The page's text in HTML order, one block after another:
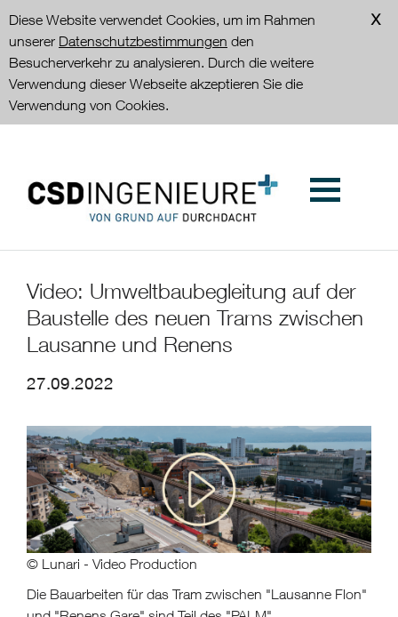
Diese Website verwendet Cookies, um im Rahmen
unserer Datenschutzbestimmungen den
Besucherverkehr zu analysieren. Durch die weitere
Verwendung dieser Webseite akzeptieren Sie die
Verwendung von Cookies.
Video: Umweltbaubegleitung auf der
Baustelle des neuen Trams zwischen
Lausanne und Renens
27.09.2022
© Lunari - Video Production
Die Bauarbeiten für das Tram zwischen "Lausanne Flon"